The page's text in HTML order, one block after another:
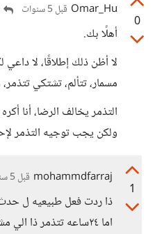
0
Omar_Hu قبل 5 سنوات
أهلًا بك.
لا أظن ذلك إطلاقًا، لا
مسمار، تتألم، تشتكي
التذمر يخالف الرضا، أنا
ولكن يجب توجيه التذمر
1
mohammdfarraj قبل 5 سنوات
ذا ردت فعل طبيعيه ل
اما ٢٤ساعه تتذمر ذا الي مش طبيعي